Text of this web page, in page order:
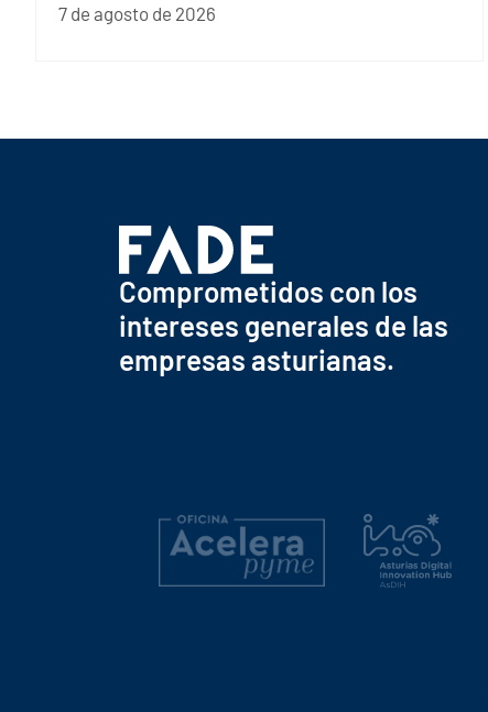
7 de agosto de 2026
Comprometidos con los
intereses generales de las
empresas asturianas.